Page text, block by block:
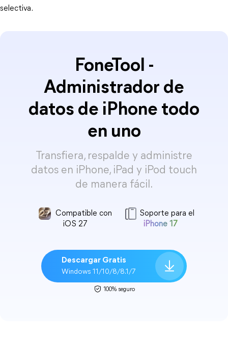
selectiva.
FoneTool -
Administrador de
datos de iPhone todo
en uno
Transfiera, respalde y administre
datos en iPhone, iPad y iPod touch
de manera fácil.
Compatible con
iOS 27
Soporte para el
iPhone 17
Descargar Gratis
Windows 11/10/8/8.1/7
100% seguro